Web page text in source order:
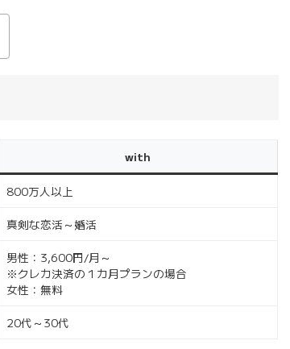
with
800万人以上
真剣な恋活～婚活
男性：3,600円/月～
※クレカ決済の１カ月プランの場合
女性：無料
20代～30代